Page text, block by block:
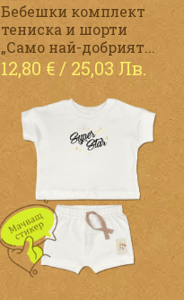
Бебешки комплект
тениска и шорти
„Само най-добрият...
12,80 € / 25,03 Лв.